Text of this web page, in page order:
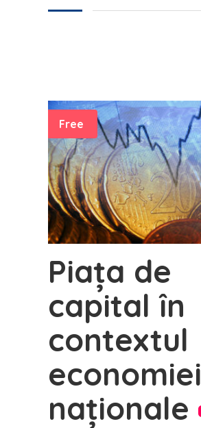
Free
Piața de
capital în
contextul
economiei
naționale